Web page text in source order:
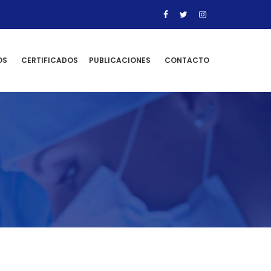
CERTIFICADOS PUBLICACIONES CONTACTO